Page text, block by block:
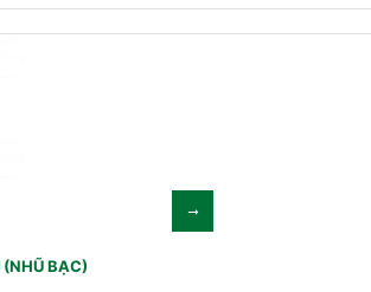
(NHŨ BẠC)